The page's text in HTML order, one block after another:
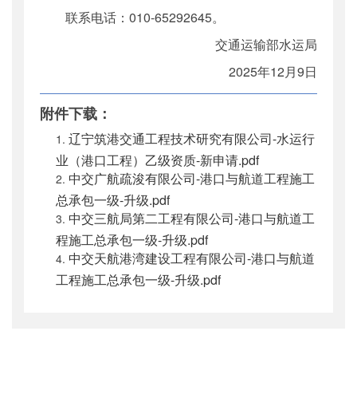
联系电话：010-65292645。
交通运输部水运局
2025年12月9日
附件下载：
辽宁筑港交通工程技术研究有限公司-水运行
业（港口工程）乙级资质-新申请.pdf
中交广航疏浚有限公司-港口与航道工程施工
总承包一级-升级.pdf
中交三航局第二工程有限公司-港口与航道工
程施工总承包一级-升级.pdf
中交天航港湾建设工程有限公司-港口与航道
工程施工总承包一级-升级.pdf